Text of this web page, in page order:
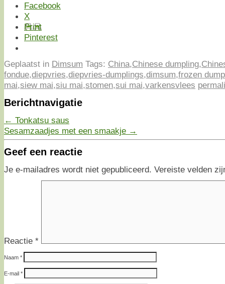
Facebook
X
Print
Pinterest
Geplaatst in Dimsum Tags: China,Chinese dumpling,
fondue,diepvries,diepvries-dumplings,dimsum,frozen
mai,siew mai,siu mai,stomen,sui mai,varkensvlees
Berichtnavigatie
← Tonkatsu saus
Sesamzaadjes met een smaakje →
Geef een reactie
Je e-mailadres wordt niet gepubliceerd. Vereiste velden
Reactie *
Naam *
E-mail *